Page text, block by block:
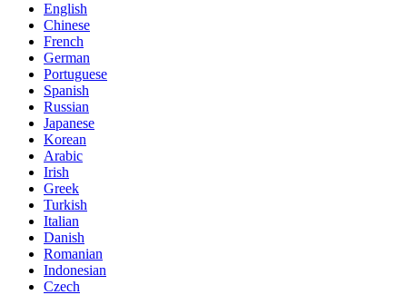
English
Chinese
French
German
Portuguese
Spanish
Russian
Japanese
Korean
Arabic
Irish
Greek
Turkish
Italian
Danish
Romanian
Indonesian
Czech